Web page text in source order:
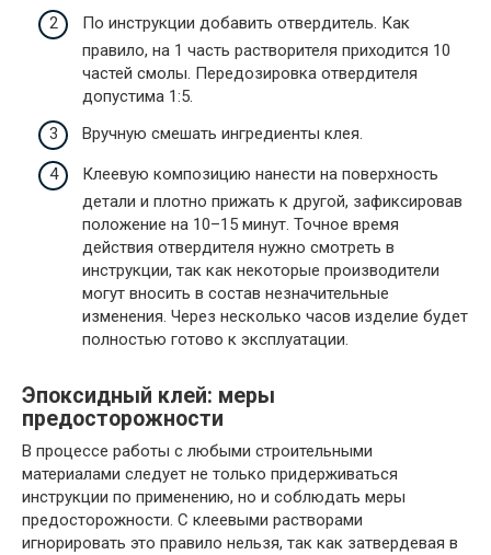
По инструкции добавить отвердитель. Как
правило, на 1 часть растворителя приходится 10
частей смолы. Передозировка отвердителя
допустима 1:5.
Вручную смешать ингредиенты клея.
Клеевую композицию нанести на поверхность
детали и плотно прижать к другой, зафиксировав
положение на 10–15 минут. Точное время
действия отвердителя нужно смотреть в
инструкции, так как некоторые производители
могут вносить в состав незначительные
изменения. Через несколько часов изделие будет
полностью готово к эксплуатации.
Эпоксидный клей: меры
предосторожности
В процессе работы с любыми строительными
материалами следует не только придерживаться
инструкции по применению, но и соблюдать меры
предосторожности. С клеевыми растворами
игнорировать это правило нельзя, так как затвердевая в